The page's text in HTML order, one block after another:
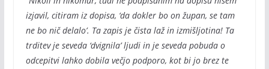
izjavil, citiram iz dopisa, ‘da dokler bo on župan, se tam
ne bo nič delalo’. Ta zapis je čista laž in izmišljotina! Ta
trditev je seveda ‘dvignila’ ljudi in je seveda pobuda o
odcepitvi lahko dobila večjo podporo, kot bi jo brez te